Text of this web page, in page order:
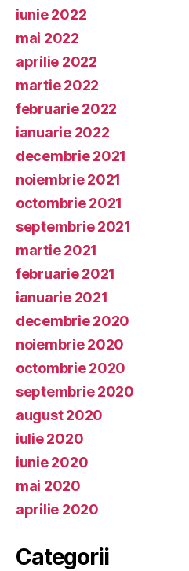
iunie 2022
mai 2022
aprilie 2022
martie 2022
februarie 2022
ianuarie 2022
decembrie 2021
noiembrie 2021
octombrie 2021
septembrie 2021
martie 2021
februarie 2021
ianuarie 2021
decembrie 2020
noiembrie 2020
octombrie 2020
septembrie 2020
august 2020
iulie 2020
iunie 2020
mai 2020
aprilie 2020
Categorii